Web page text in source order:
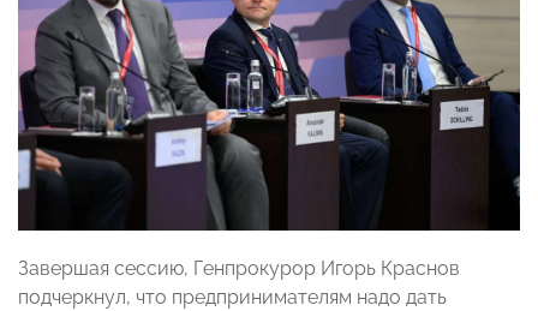
Завершая сессию, Генпрокурор Игорь Краснов
подчеркнул, что предпринимателям надо дать